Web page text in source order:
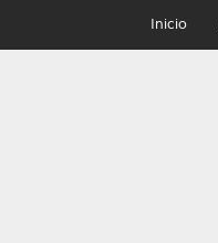
Inicio